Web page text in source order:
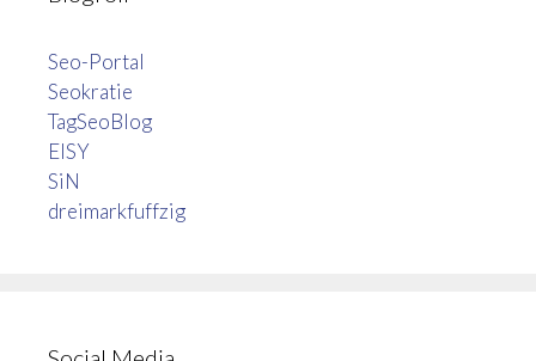
Seo-Portal
Seokratie
TagSeoBlog
EISY
SiN
dreimarkfuffzig